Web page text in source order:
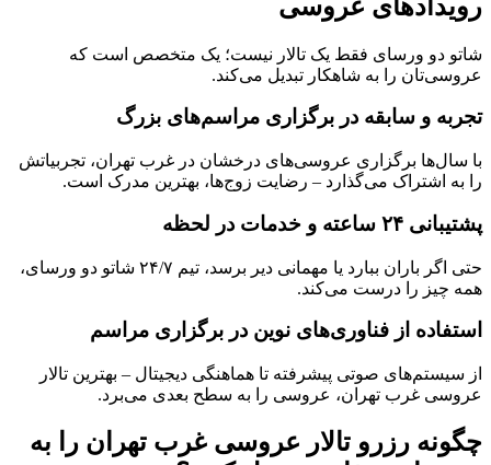
رویدادهای عروسی
شاتو دو ورسای فقط یک تالار نیست؛ یک متخصص است که
عروسی‌تان را به شاهکار تبدیل می‌کند.
تجربه و سابقه در برگزاری مراسم‌های بزرگ
با سال‌ها برگزاری عروسی‌های درخشان در غرب تهران، تجربیاتش
را به اشتراک می‌گذارد – رضایت زوج‌ها، بهترین مدرک است.
پشتیبانی ۲۴ ساعته و خدمات در لحظه
حتی اگر باران ببارد یا مهمانی دیر برسد، تیم ۲۴/۷ شاتو دو ورسای،
همه چیز را درست می‌کند.
استفاده از فناوری‌های نوین در برگزاری مراسم
از سیستم‌های صوتی پیشرفته تا هماهنگی دیجیتال – بهترین تالار
عروسی غرب تهران، عروسی را به سطح بعدی می‌برد.
چگونه رزرو تالار عروسی غرب تهران را به